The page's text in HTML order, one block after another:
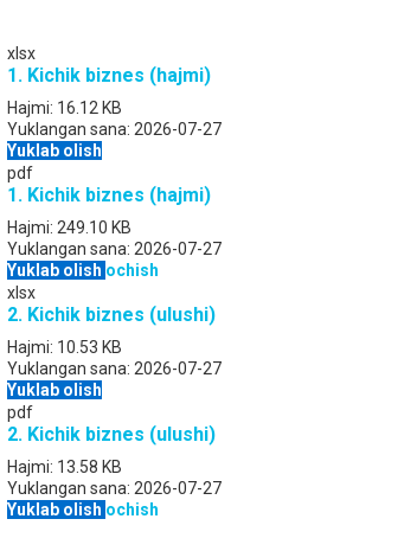
xlsx
1. Kichik biznes (hajmi)
Hajmi: 16.12 KB
Yuklangan sana: 2026-07-27
Yuklab olish
pdf
1. Kichik biznes (hajmi)
Hajmi: 249.10 KB
Yuklangan sana: 2026-07-27
Yuklab olish ochish
xlsx
2. Kichik biznes (ulushi)
Hajmi: 10.53 KB
Yuklangan sana: 2026-07-27
Yuklab olish
pdf
2. Kichik biznes (ulushi)
Hajmi: 13.58 KB
Yuklangan sana: 2026-07-27
Yuklab olish ochish